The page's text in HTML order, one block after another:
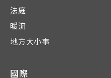
法庭
暖流
地方大小事
國際